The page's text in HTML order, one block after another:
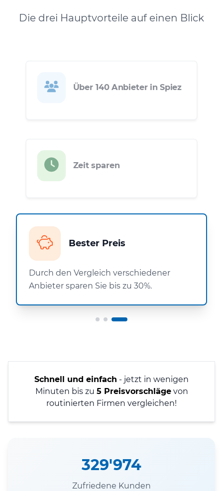
Die drei Hauptvorteile auf einen Blick
Über 140 Anbieter in Spiez
Zeit sparen
Bester Preis
Durch den Vergleich verschiedener
Anbieter sparen Sie bis zu 30%.
Schnell und einfach - jetzt in wenigen
Minuten bis zu 5 Preisvorschlägevon
routinierten Firmen vergleichen!
329'974
Zufriedene Kunden